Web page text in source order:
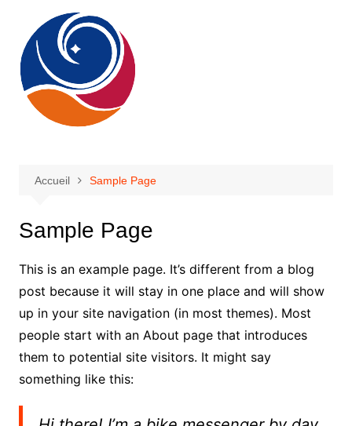
contenu
Accueil Sample Page
Sample Page
This is an example page. It’s different from a blog
post because it will stay in one place and will show
up in your site navigation (in most themes). Most
people start with an About page that introduces
them to potential site visitors. It might say
something like this: